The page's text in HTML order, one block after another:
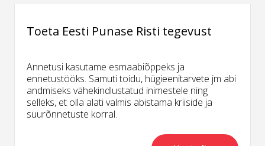
Toeta Eesti Punase Risti tegevust
Annetusi kasutame esmaabiõppeks ja
ennetustööks. Samuti toidu, hügieenitarvete jm abi
andmiseks vähekindlustatud inimestele ning
selleks, et olla alati valmis abistama kriiside ja
suurõnnetuste korral.